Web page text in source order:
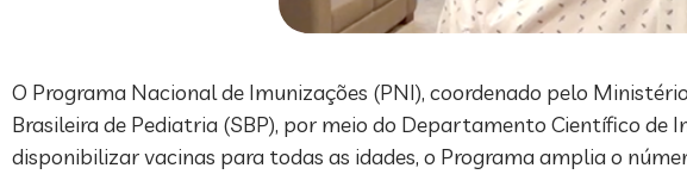
O Programa Nacional de Imunizações (PNI), coordenado pelo
Brasileira de Pediatria (SBP), por meio do Departamento Científico de
disponibilizar vacinas para todas as idades, o Programa amplia o